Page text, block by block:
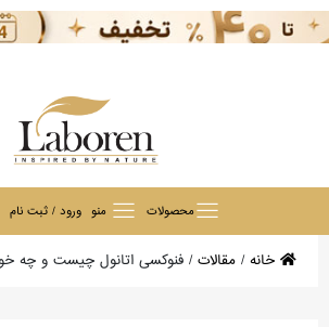
محصولات منو ورود / ثبت نام
خانه/ مقالات/ فنوکسی اتانول چیست و چه